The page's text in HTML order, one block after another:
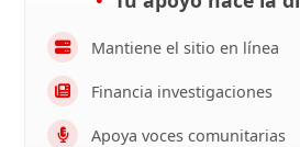
Mantiene el sitio en línea
Financia investigaciones
Apoya voces comunitarias